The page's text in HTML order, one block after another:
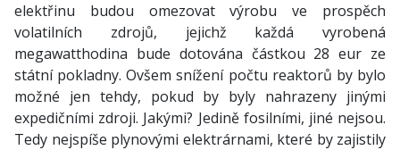
elektřinu budou omezovat výrobu ve prospěch
volatilních zdrojů, jejichž každá vyrobená
megawatthodina bude dotována částkou 28 eur ze
státní pokladny. Ovšem snížení počtu reaktorů by bylo
možné jen tehdy, pokud by byly nahrazeny jinými
expedičními zdroji. Jakými? Jedině fosilními, jiné nejsou.
Tedy nejspíše plynovými elektrárnami, které by zajistily